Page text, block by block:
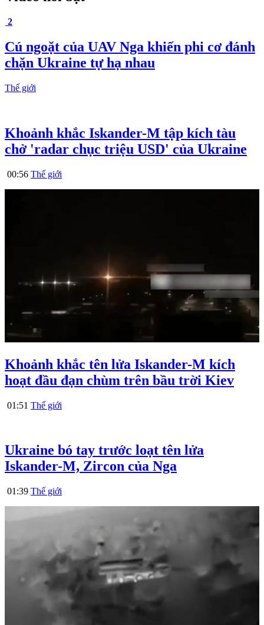
2
Cú ngoặt của UAV Nga khiến phi cơ đánh
chặn Ukraine tự hạ nhau
Thế giới
Khoảnh khắc Iskander-M tập kích tàu
chở 'radar chục triệu USD' của Ukraine
00:56 Thế giới
Khoảnh khắc tên lửa Iskander-M kích
hoạt đầu đạn chùm trên bầu trời Kiev
01:51 Thế giới
Ukraine bó tay trước loạt tên lửa
Iskander-M, Zircon của Nga
01:39 Thế giới